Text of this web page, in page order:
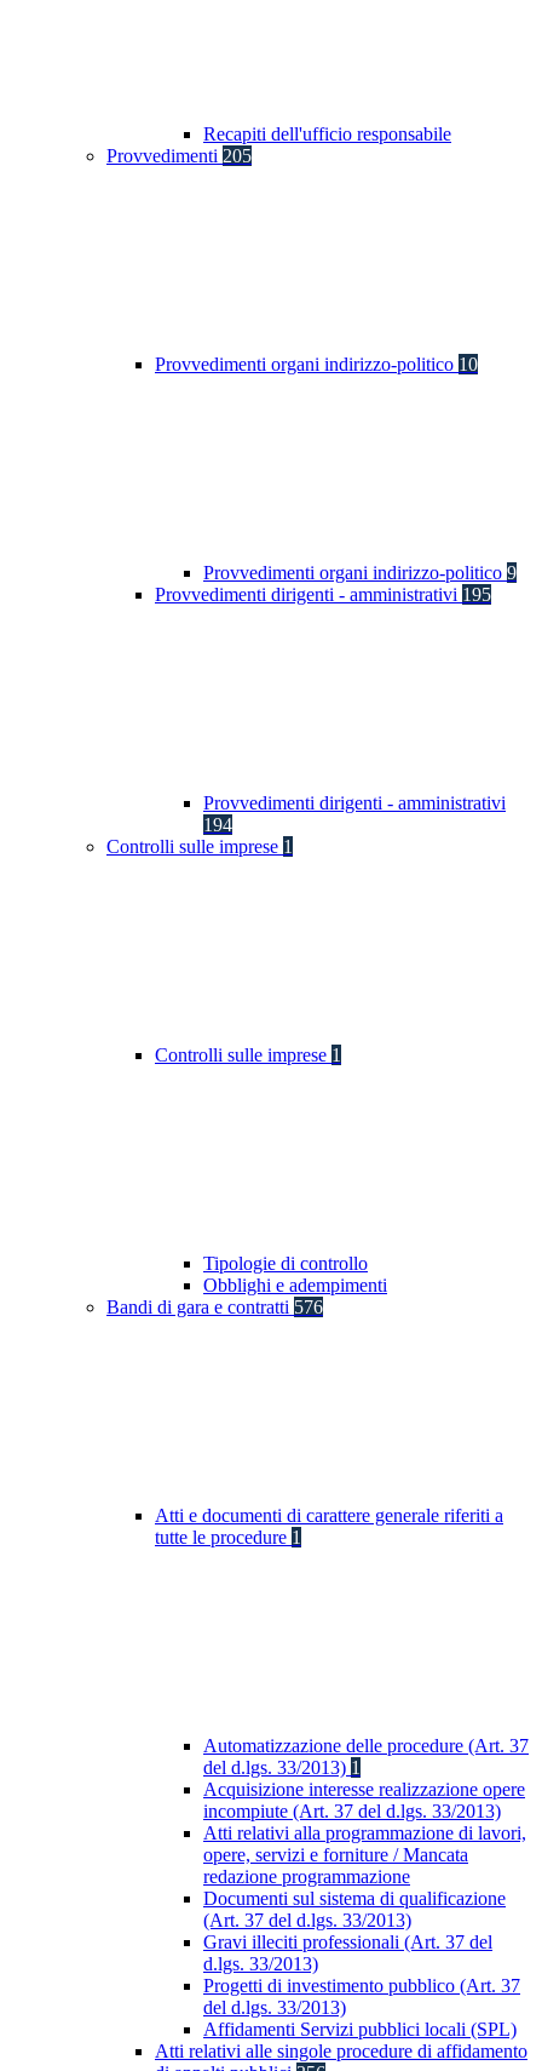
Recapiti dell'ufficio responsabile
Provvedimenti 205
Provvedimenti organi indirizzo-politico 10
Provvedimenti organi indirizzo-politico 9
Provvedimenti dirigenti - amministrativi 195
Provvedimenti dirigenti - amministrativi
194
Controlli sulle imprese 1
Controlli sulle imprese 1
Tipologie di controllo
Obblighi e adempimenti
Bandi di gara e contratti 576
Atti e documenti di carattere generale riferiti a
tutte le procedure 1
Automatizzazione delle procedure (Art. 37
del d.lgs. 33/2013) 1
Acquisizione interesse realizzazione opere
incompiute (Art. 37 del d.lgs. 33/2013)
Atti relativi alla programmazione di lavori,
opere, servizi e forniture / Mancata
redazione programmazione
Documenti sul sistema di qualificazione
(Art. 37 del d.lgs. 33/2013)
Gravi illeciti professionali (Art. 37 del
d.lgs. 33/2013)
Progetti di investimento pubblico (Art. 37
del d.lgs. 33/2013)
Affidamenti Servizi pubblici locali (SPL)
Atti relativi alle singole procedure di affidamento